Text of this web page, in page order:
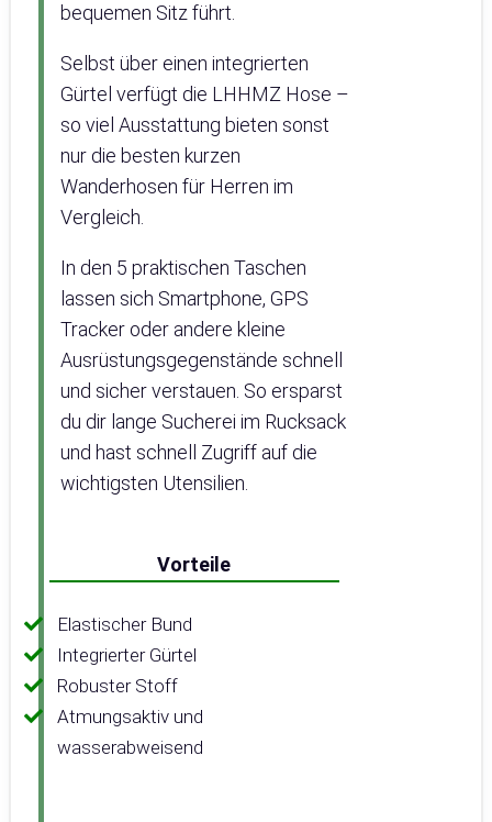
bequemen Sitz führt.
Selbst über einen integrierten
Gürtel verfügt die LHHMZ Hose –
so viel Ausstattung bieten sonst
nur die besten kurzen
Wanderhosen für Herren im
Vergleich.
In den 5 praktischen Taschen
lassen sich Smartphone, GPS
Tracker oder andere kleine
Ausrüstungsgegenstände schnell
und sicher verstauen. So ersparst
du dir lange Sucherei im Rucksack
und hast schnell Zugriff auf die
wichtigsten Utensilien.
Vorteile
Elastischer Bund
Integrierter Gürtel
Robuster Stoff
Atmungsaktiv und
wasserabweisend